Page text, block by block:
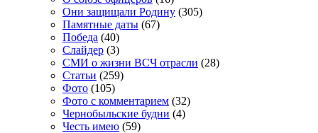
Они защищали Родину (305)
Памятные даты (67)
Победа (40)
Слайдер (3)
СМИ о жизни ВСЧ отрасли (28)
Статьи (259)
Фото (105)
Фото с комментарием (32)
Чернобыльские будни (4)
Честь имею (59)